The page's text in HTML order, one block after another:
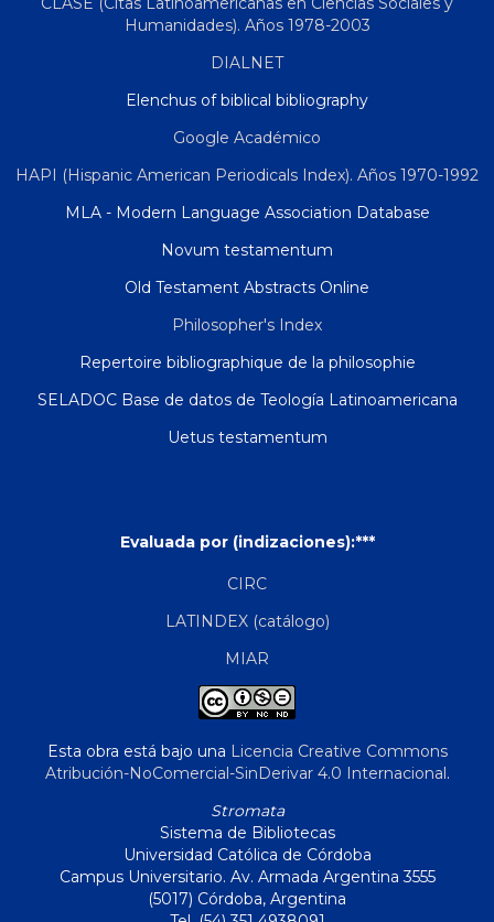
Humanidades). Años 1978-2003
DIALNET
Elenchus of biblical bibliography
Google Académico
HAPI (Hispanic American Periodicals Index). Años 1970-1992
MLA - Modern Language Association Database
Novum testamentum
Old Testament Abstracts Online
Philosopher's Index
Repertoire bibliographique de la philosophie
SELADOC Base de datos de Teología Latinoamericana
Uetus testamentum
Evaluada por (indizaciones):***
CIRC
LATINDEX (catálogo)
MIAR
Esta obra está bajo una Licencia Creative Commons
Atribución-NoComercial-SinDerivar 4.0 Internacional.
Stromata
Sistema de Bibliotecas
Universidad Católica de Córdoba
Campus Universitario. Av. Armada Argentina 3555
(5017) Córdoba, Argentina